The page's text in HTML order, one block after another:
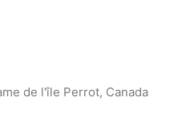
de l'île Perrot, Canada